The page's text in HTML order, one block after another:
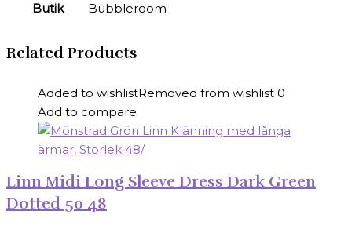
Butik Bubbleroom
Related Products
Added to wishlistRemoved from wishlist 0
Add to compare
Linn Midi Long Sleeve Dress Dark Green
Dotted 50 48